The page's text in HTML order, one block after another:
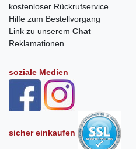
kostenloser Rückrufservice
Hilfe zum Bestellvorgang
Link zu unserem Chat
Reklamationen
soziale Medien
sicher einkaufen